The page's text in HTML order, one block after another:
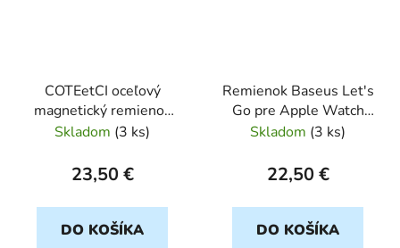
COTEetCI oceľový
magnetický remienok
pre Apple Watch
červený
Skladom (3 ks)
23,50 €
DO KOŠÍKA
Remienok Baseus Let's
Go pre Apple Watch
42/44/45/49mm
Skladom (3 ks)
22,50 €
DO KOŠÍKA